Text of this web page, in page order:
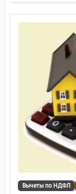
Вычеты по НДФЛ